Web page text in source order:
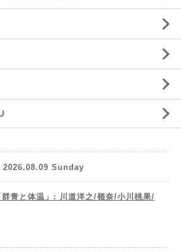
2026.08.09 Sunday
群青と体温」: 川道洋之/嶺奈/小川桃果/